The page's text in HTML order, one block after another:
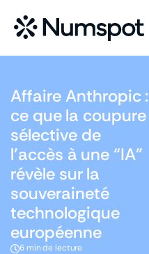
Affaire Anthropic :
ce que la coupure
sélective de
l’accès à une “IA”
révèle sur la
souveraineté
technologique
européenne
6 min de lecture